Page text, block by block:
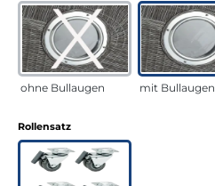
ohne Bullaugen mit Bullaugen
Rollensatzauswählen